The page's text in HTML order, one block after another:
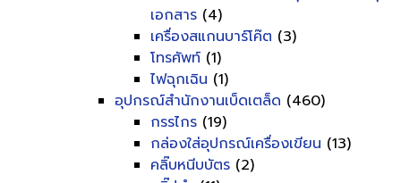
เอกสาร (4)
เครื่องสแกนบาร์โค๊ต (3)
โทรศัพท์ (1)
ไฟฉุกเฉิน (1)
อุปกรณ์สำนักงานเบ็ดเตล็ด (460)
กรรไกร (19)
กล่องใส่อุปกรณ์เครื่องเขียน (13)
คลิ๊บหนีบบัตร (2)